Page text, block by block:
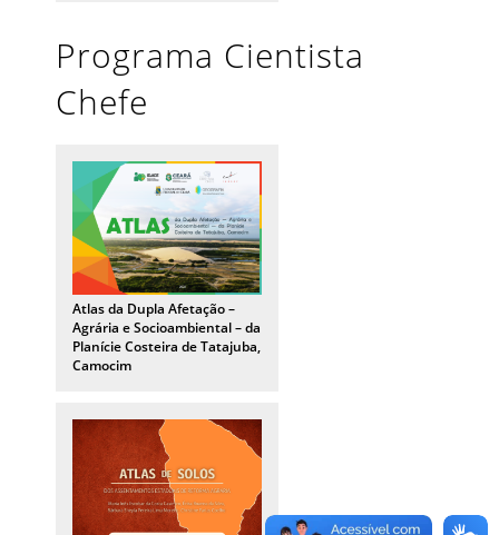
Programa Cientista
Chefe
Atlas da Dupla Afetação –
Agrária e Socioambiental – da
Planície Costeira de Tatajuba,
Camocim